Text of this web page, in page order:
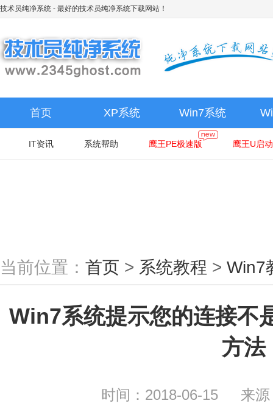
技术员纯净系统 - 最好的技术员纯净系统下载网站！
首页 XP系统 Win7系统
IT资讯 系统帮助 鹰王PE极速版 鹰王U启
当前位置： 首页 > 系统教程 > Win7
Win7系统提示您的连接不
方法
时间：2018-06-15 来